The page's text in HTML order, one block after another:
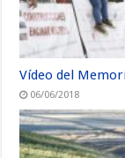
Vídeo del
06/06/2018